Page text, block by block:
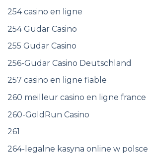
254 casino en ligne
254 Gudar Casino
255 Gudar Casino
256-Gudar Casino Deutschland
257 casino en ligne fiable
260 meilleur casino en ligne france
260-GoldRun Casino
261
264-legalne kasyna online w polsce